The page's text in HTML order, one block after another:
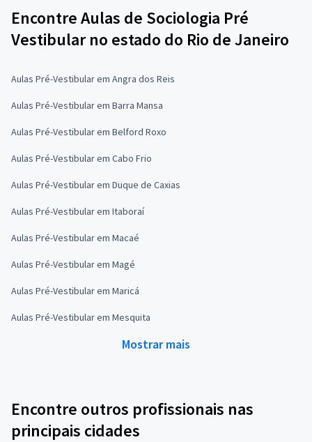
Encontre Aulas de Sociologia Pré
Vestibular no estado do Rio de Janeiro
Aulas Pré-Vestibular em Angra dos Reis
Aulas Pré-Vestibular em Barra Mansa
Aulas Pré-Vestibular em Belford Roxo
Aulas Pré-Vestibular em Cabo Frio
Aulas Pré-Vestibular em Duque de Caxias
Aulas Pré-Vestibular em Itaboraí
Aulas Pré-Vestibular em Macaé
Aulas Pré-Vestibular em Magé
Aulas Pré-Vestibular em Maricá
Aulas Pré-Vestibular em Mesquita
Mostrar mais
Encontre outros profissionais nas
principais cidades